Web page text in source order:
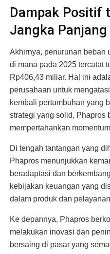
Dampak Positif
Jangka Panjang
Akhirnya, penurunan beban
di mana pada 2025 tercatat
Rp406,43 miliar. Hal ini
perusahaan untuk
kembali pertumbuhan yang
strategi yang solid, Phapros
mempertahankan
Di tengah tantangan yang
Phapros menunjukkan
beradaptasi dan
kebijakan keuangan yang
dalam produk dan
Ke depannya, Phapros
melakukan inovasi dan
bersaing di pasar yang